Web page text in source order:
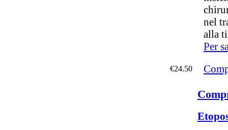
nel
alla
Per
€24.50